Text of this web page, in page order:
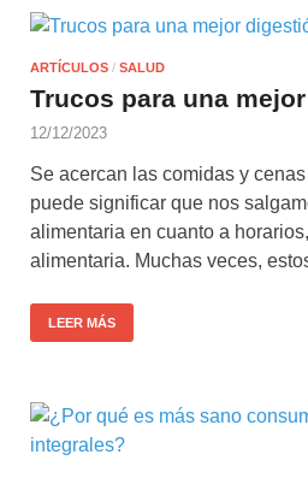
ARTÍCULOS / SALUD
Trucos para una
12/12/2023
Se acercan las comidas y
puede significar que nos
alimentaria en cuanto a
alimentaria. Muchas veces,
LEER MÁS